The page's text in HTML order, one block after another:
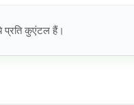
कुएंटल हैं।